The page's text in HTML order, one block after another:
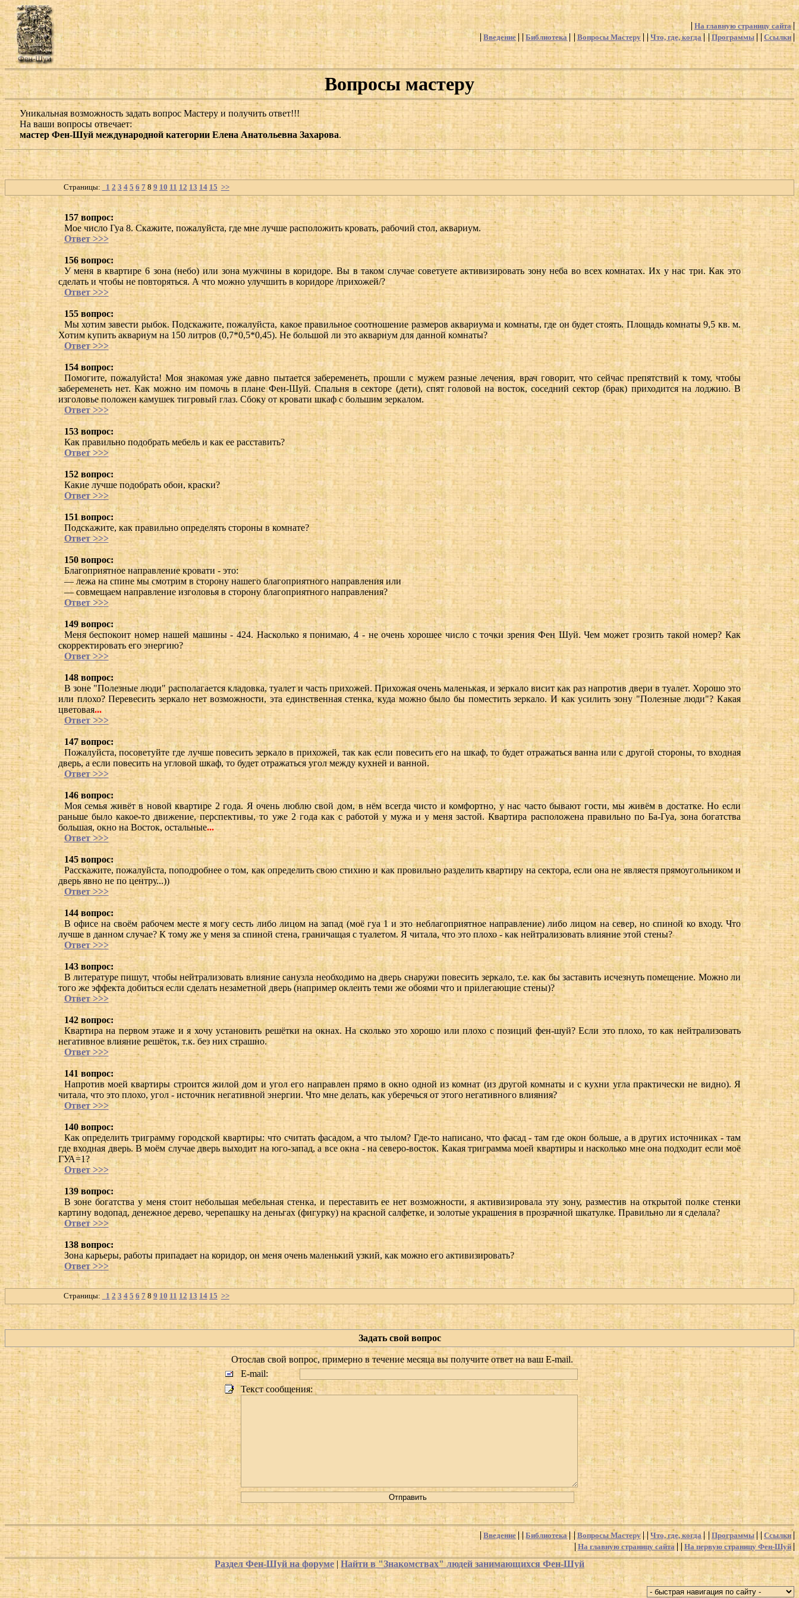
На главную страницу сайта
Введение
Библиотека Вопросы Мастеру Что, где, когда Программы Ссылки
Вопросы мастеру
Уникальная возможность задать вопрос Мастеру и получить ответ!!!
На ваши вопросы отвечает:
мастер Фен-Шуй международной категории Елена Анатольевна Захарова.
Страницы: 1 2 3 4 5 6 7 8 9 10 11 12 13 14 15 >>
157 вопрос:
Мое число Гуа 8. Скажите, пожалуйста, где мне лучше расположить кровать, рабочий стол, аквариум.
Ответ >>>
156 вопрос:
У меня в квартире 6 зона (небо) или зона мужчины в коридоре. Вы в таком случае советуете активизировать зону неба во всех комнатах. Их у нас три. Как это
сделать и чтобы не повторяться. А что можно улучшить в коридоре /прихожей/?
Ответ >>>
155 вопрос:
Мы хотим завести рыбок. Подскажите, пожалуйста, какое правильное соотношение размеров аквариума и комнаты, где он будет стоять. Площадь комнаты 9,5 кв. м.
Хотим купить аквариум на 150 литров (0,7*0,5*0,45). Не большой ли это аквариум для данной комнаты?
Ответ >>>
154 вопрос:
Помогите, пожалуйста! Моя знакомая уже давно пытается забеременеть, прошли с мужем разные лечения, врач говорит, что сейчас препятствий к тому, чтобы
забеременеть нет. Как можно им помочь в плане Фен-Шуй. Спальня в секторе (дети), спят головой на восток, соседний сектор (брак) приходится на лоджию. В
изголовье положен камушек тигровый глаз. Сбоку от кровати шкаф с большим зеркалом.
Ответ >>>
153 вопрос:
Как правильно подобрать мебель и как ее расставить?
Ответ >>>
152 вопрос:
Какие лучше подобрать обои, краски?
Ответ >>>
151 вопрос:
Подскажите, как правильно определять стороны в комнате?
Ответ >>>
150 вопрос:
Благоприятное направление кровати - это:
— лежа на спине мы смотрим в сторону нашего благоприятного направления или
— совмещаем направление изголовья в сторону благоприятного направления?
Ответ >>>
149 вопрос:
Меня беспокоит номер нашей машины - 424. Насколько я понимаю, 4 - не очень хорошее число с точки зрения Фен Шуй. Чем может грозить такой номер? Как
скорректировать его энергию?
Ответ >>>
148 вопрос:
В зоне "Полезные люди" располагается кладовка, туалет и часть прихожей. Прихожая очень маленькая, и зеркало висит как раз напротив двери в туалет. Хорошо это
или плохо? Перевесить зеркало нет возможности, эта единственная стенка, куда можно было бы поместить зеркало. И как усилить зону "Полезные люди"? Какая
цветовая...
Ответ >>>
147 вопрос:
Пожалуйста, посоветуйте где лучше повесить зеркало в прихожей, так как если повесить его на шкаф, то будет отражаться ванна или с другой стороны, то входная
дверь, а если повесить на угловой шкаф, то будет отражаться угол между кухней и ванной.
Ответ >>>
146 вопрос:
Моя семья живёт в новой квартире 2 года. Я очень люблю свой дом, в нём всегда чисто и комфортно, у нас часто бывают гости, мы живём в достатке. Но если
раньше было какое-то движение, перспективы, то уже 2 года как с работой у мужа и у меня застой. Квартира расположена правильно по Ба-Гуа, зона богатства
большая, окно на Восток, остальные...
Ответ >>>
145 вопрос:
Расскажите, пожалуйста, поподробнее о том, как определить свою стихию и как провильно разделить квартиру на сектора, если она не являестя прямоугольником и
дверь явно не по центру...))
Ответ >>>
144 вопрос:
В офисе на своём рабочем месте я могу сесть либо лицом на запад (моё гуа 1 и это неблагоприятное направление) либо лицом на север, но спиной ко входу. Что
лучше в данном случае? К тому же у меня за спиной стена, граничащая с туалетом. Я читала, что это плохо - как нейтрализовать влияние этой стены?
Ответ >>>
143 вопрос:
В литературе пишут, чтобы нейтрализовать влияние санузла необходимо на дверь снаружи повесить зеркало, т.е. как бы заставить исчезнуть помещение. Можно ли
того же эффекта добиться если сделать незаметной дверь (например оклеить теми же обоями что и прилегающие стены)?
Ответ >>>
142 вопрос:
Квартира на первом этаже и я хочу установить решётки на окнах. На сколько это хорошо или плохо с позиций фен-шуй? Если это плохо, то как нейтрализовать
негативное влияние решёток, т.к. без них страшно.
Ответ >>>
141 вопрос:
Напротив моей квартиры строится жилой дом и угол его направлен прямо в окно одной из комнат (из другой комнаты и с кухни угла практически не видно). Я
читала, что это плохо, угол - источник негативной энергии. Что мне делать, как уберечься от этого негативного влияния?
Ответ >>>
140 вопрос:
Как определить триграмму городской квартиры: что считать фасадом, а что тылом? Где-то написано, что фасад - там где окон больше, а в других источниках - там
где входная дверь. В моём случае дверь выходит на юго-запад, а все окна - на северо-восток. Какая триграмма моей квартиры и насколько мне она подходит если моё
ГУА=1?
Ответ >>>
139 вопрос:
В зоне богатства у меня стоит небольшая мебельная стенка, и переставить ее нет возможности, я активизировала эту зону, разместив на открытой полке стенки
картину водопад, денежное дерево, черепашку на деньгах (фигурку) на красной салфетке, и золотые украшения в прозрачной шкатулке. Правильно ли я сделала?
Ответ >>>
138 вопрос:
Зона карьеры, работы припадает на коридор, он меня очень маленький узкий, как можно его активизировать?
Ответ >>>
Страницы: 1 2 3 4 5 6 7 8 9 10 11 12 13 14 15 >>
Задать свой вопрос
Отослав свой вопрос, примерно в течение месяца вы получите ответ на ваш E-mail.
E-mail:
Текст сообщения:
Введение Библиотека Вопросы Мастеру Что, где, когда Программы
Ссылки
На главную страницу сайта
На первую страницу Фен-Шуй
Раздел Фен-Шуй на форуме | Найти в "Знакомствах" людей занимающихся Фен-Шуй